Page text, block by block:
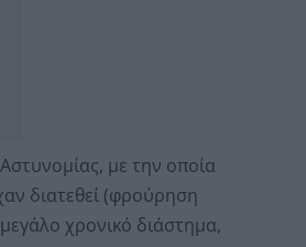
με την οποία
διατεθεί (φρούρηση
χρονικό διάστημα,